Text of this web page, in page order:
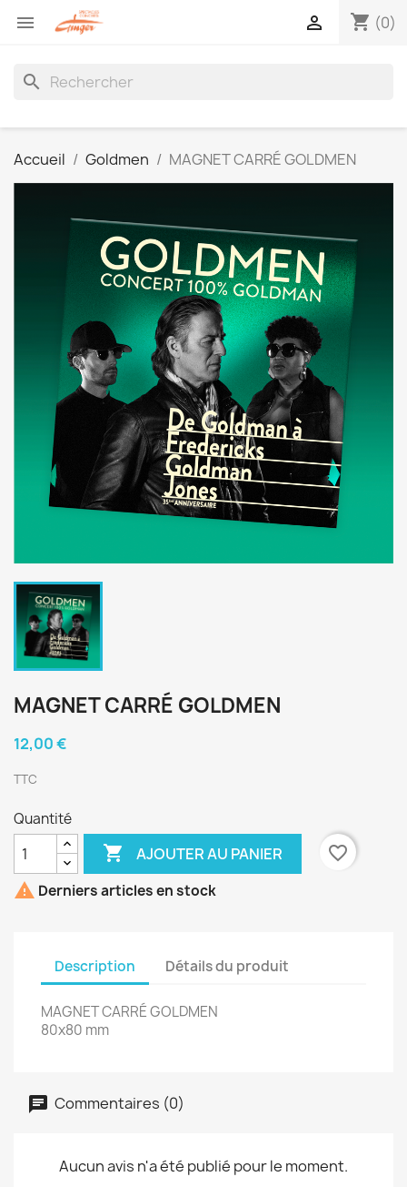
 shopping_cart (0)

search
Accueil Goldmen MAGNET CARRÉ GOLDMEN
MAGNET CARRÉ GOLDMEN
12,00 €
TTC
Quantité
 AJOUTER AU PANIER
favorite_border
 Derniers articles en stock
Description Détails du produit
MAGNET CARRÉ GOLDMEN
80x80 mm
Commentaires (0)
Aucun avis n'a été publié pour le moment.